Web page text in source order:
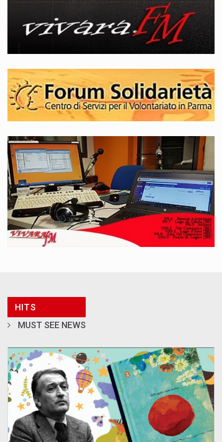
HITS
MUST SEE NEWS